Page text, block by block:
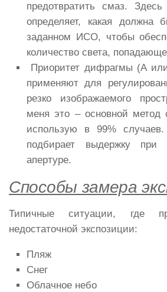
предотвратить смаз.
определяет, какая должна
заданном ИСО, чтобы
количество света,
Приоритет дифрагмы (А
применяют для
резко изображаемого
меня это – основной метод
использую в 99%
подбирает выдержку
апертуре.
Способы замера
Типичные ситуации, где
недостаточной экспозиции:
Пляж
Снег
Облачное небо